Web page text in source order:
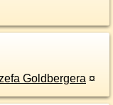
Goldbergera ¤